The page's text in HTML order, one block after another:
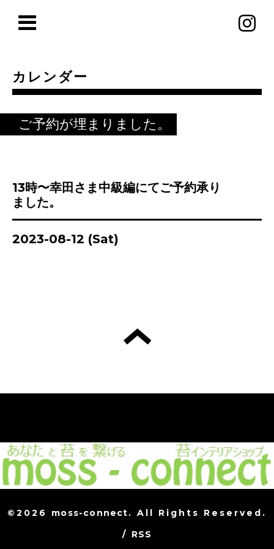
カレンダー
ご予約が埋まりました。
13時〜幸田さま中級編にてご予約承り
ました。
2023-08-12 (Sat)
©2026 moss-connect. All Rights Reserved.
/ RSS